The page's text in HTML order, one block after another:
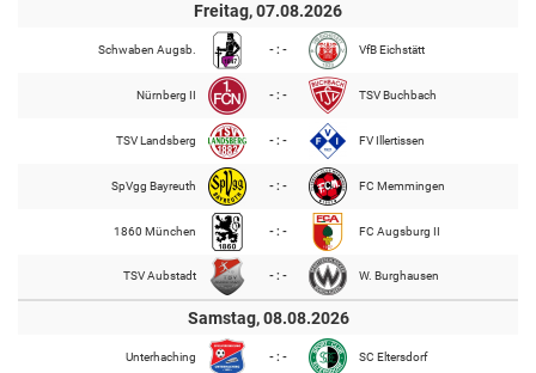
Freitag, 07.08.2026
Schwaben Augsb. - : - VfB Eichstätt
Nürnberg II - : - TSV Buchbach
TSV Landsberg - : - FV Illertissen
SpVgg Bayreuth - : - FC Memmingen
1860 München - : - FC Augsburg II
TSV Aubstadt - : - W. Burghausen
Samstag, 08.08.2026
Unterhaching - : - SC Eltersdorf